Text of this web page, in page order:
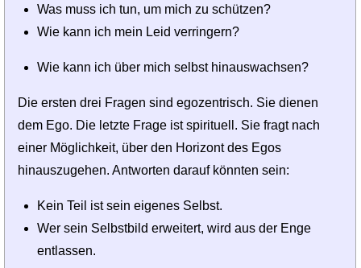
Was muss ich tun, um mich zu schützen?
Wie kann ich mein Leid verringern?
Wie kann ich über mich selbst hinauswachsen?
Die ersten drei Fragen sind egozentrisch. Sie dienen
dem Ego. Die letzte Frage ist spirituell. Sie fragt nach
einer Möglichkeit, über den Horizont des Egos
hinauszugehen. Antworten darauf könnten sein:
Kein Teil ist sein eigenes Selbst.
Wer sein Selbstbild erweitert, wird aus der Enge
entlassen.